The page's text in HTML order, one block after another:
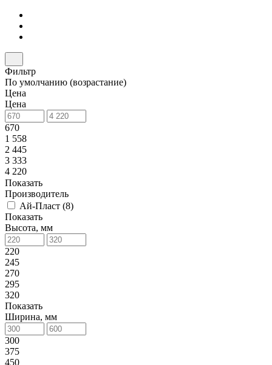
Фильтр
По умолчанию (возрастание)
Цена
Цена
670
1 558
2 445
3 333
4 220
Показать
Производитель
Ай-Пласт (8)
Показать
Высота, мм
220
245
270
295
320
Показать
Ширина, мм
300
375
450